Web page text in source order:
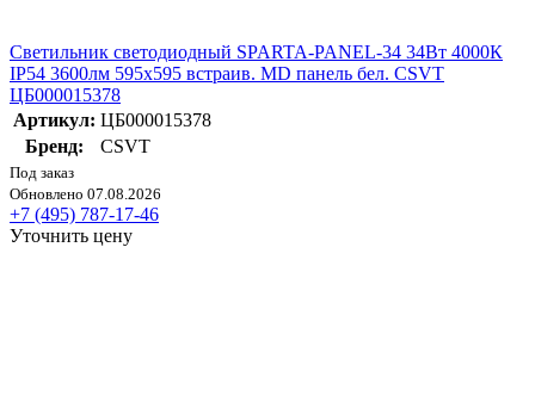
Светильник светодиодный SPARTA-PANEL-34 34Вт 4000К
IP54 3600лм 595х595 встраив. MD панель бел. CSVT
ЦБ000015378
Артикул: ЦБ000015378
Бренд:
CSVT
Под заказ
Обновлено 07.08.2026
+7 (495) 787-17-46
Уточнить цену